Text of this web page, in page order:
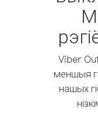
Viber
меншыя
нашых